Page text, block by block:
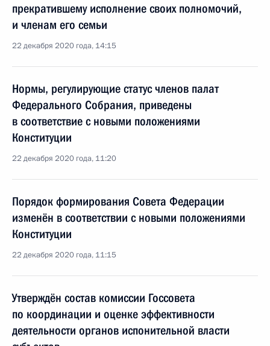
прекратившему исполнение своих полномочий,
и членам его семьи
22 декабря 2020 года, 14:15
Нормы, регулирующие статус членов палат
Федерального Собрания, приведены
в соответствие с новыми положениями
Конституции
22 декабря 2020 года, 11:20
Порядок формирования Совета Федерации
изменён в соответствии с новыми положениями
Конституции
22 декабря 2020 года, 11:15
Утверждён состав комиссии Госсовета
по координации и оценке эффективности
деятельности органов испонительной власти